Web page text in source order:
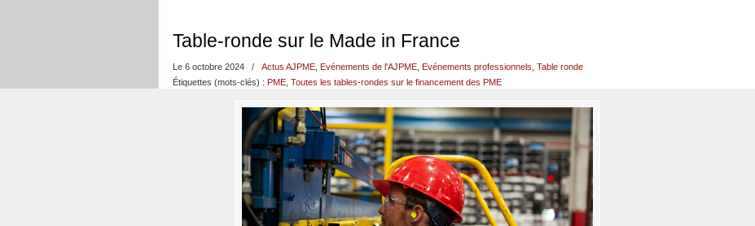
Table-ronde sur le Made in France
Le 6 octobre 2024 / Actus AJPME Evénements de l'AJPME Evénements professionnels Table ronde
Étiquettes (mots-clés) : PME Toutes les tables-rondes sur le financement des PME